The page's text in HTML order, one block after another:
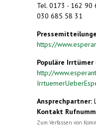
Tel. 0173 - 162 90
030 685 58 31
https://
Populäre
http://
Ansprechpartner:
Kontakt
Zum Verfassen von